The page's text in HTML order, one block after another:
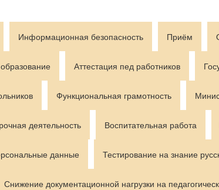
Информационная безопасность Приём
Аттестация пед работников
Функциональная грамотность
деятельность Воспитательная работа
данные Тестирование на знание
Снижение документационной нагрузки на